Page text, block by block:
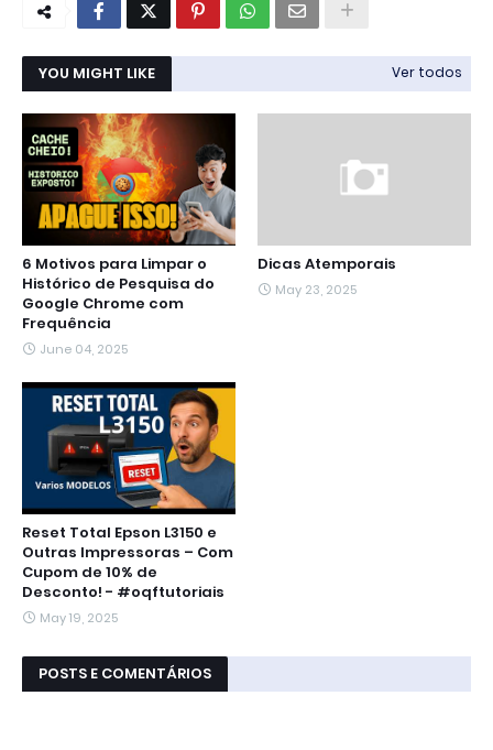
YOU MIGHT LIKE Ver todos
6 Motivos para Limpar o
Histórico de Pesquisa do
Google Chrome com
Frequência
June 04, 2025
Dicas Atemporais
May 23, 2025
Reset Total Epson L3150 e
Outras Impressoras – Com
Cupom de 10% de
Desconto! - #oqftutoriais
May 19, 2025
POSTS E COMENTÁRIOS